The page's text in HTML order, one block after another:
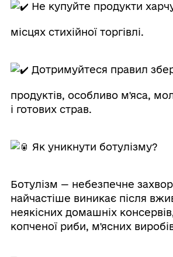
Не купуйте продукти
місцях стихійної торгівлі.
Дотримуйтеся правил
продуктів, особливо м'яса,
і готових страв.
Як уникнути ботулізму?
Ботулізм — небезпечне
найчастіше виникає після
неякісних домашніх
копченої риби, м'ясних